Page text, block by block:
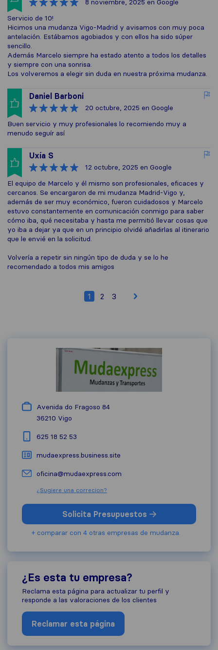
8 noviembre, 2025 en Google
Servicio de 10!
Hicimos una mudanza Vigo-Madrid y avisamos con muy poca
antelación. Estábamos agobiados y con ellos ha sido súper
sencillo.
Además Marcelo siempre ha estado atento a todos los detalles
y siempre con una sonrisa.
Los volveremos a elegir sin duda en nuestra próxima mudanza.
Daniel Barboni
20 octubre, 2025 en Google
Buen servicio y muy profesionales lo recomiendo muy a
menudo seguír así
Uxía S
12 octubre, 2025 en Google
El equipo de Marcelo y él mismo son profesionales, eficaces y
cercanos. Se encargaron de mi mudanza Madrid-Vigo y,
además de ser muy económico, fueron cuidadosos y Marcelo
estuvo constantemente en comunicación conmigo para saber
cómo iba, qué necesitaba y hasta me permitió llevar cosas que
yo iba a dejar ya que en un principio olvidé añadirlas al itinerario
que le envié en la solicitud.
Volvería a repetir sin ningún tipo de duda y se lo he
recomendado a todos mis amigos
1 2 3
Avenida do Fragoso 84
36210 Vigo
625 18 52 53
mudaexpress.business.site
oficina@mudaexpress.com
¿Sugiere una correcion?
Solicita Presupuestos
+ comparar con 4 otras empresas de mudanza.
¿Es esta tu empresa?
Reclama esta página para actualizar tu perfil y
responde a las valoraciones de los clientes
Reclamar esta página